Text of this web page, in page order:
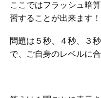
ここではフラッシュ暗
習することが出来ます！
問題は５秒、４秒、３
で、ご自身のレベルに